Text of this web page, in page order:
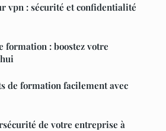
vpn : sécurité et confidentialité
formation : boostez votre
de formation facilement avec
de votre entreprise à